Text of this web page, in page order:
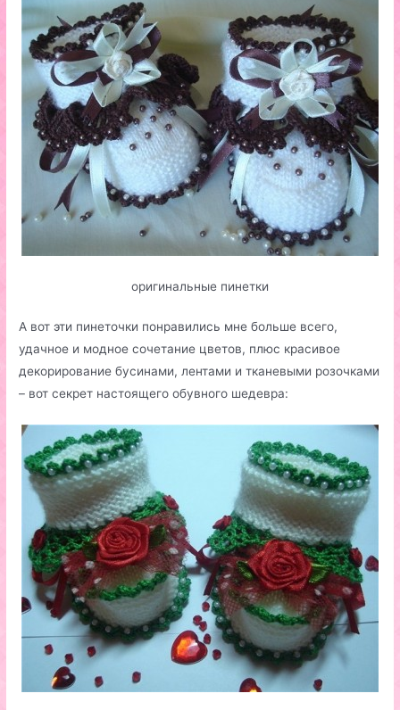
оригинальные пинетки
А вот эти пинеточки понравились мне больше всего,
удачное и модное сочетание цветов, плюс красивое
декорирование бусинами, лентами и тканевыми розочками
– вот секрет настоящего обувного шедевра: